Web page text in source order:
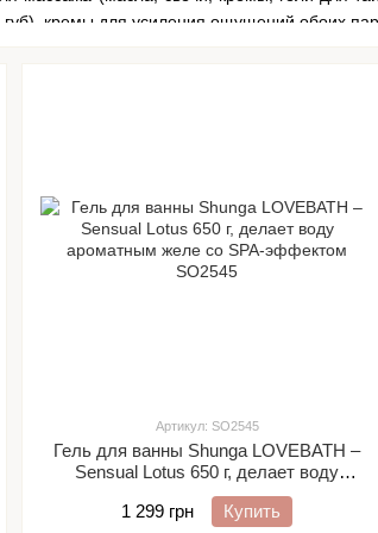
кремы для усиления ощущений обоих
(REGULATION (EC) No 1223/2009)
(CE Mark/directive 93/42/CEE)
органической продукции
Артикул: SO2545
Гель для ванны Shunga LOVEBATH –
Sensual Lotus 650 г, делает воду
ароматным желе со SPA-эффектом
1 299 грн
Купить